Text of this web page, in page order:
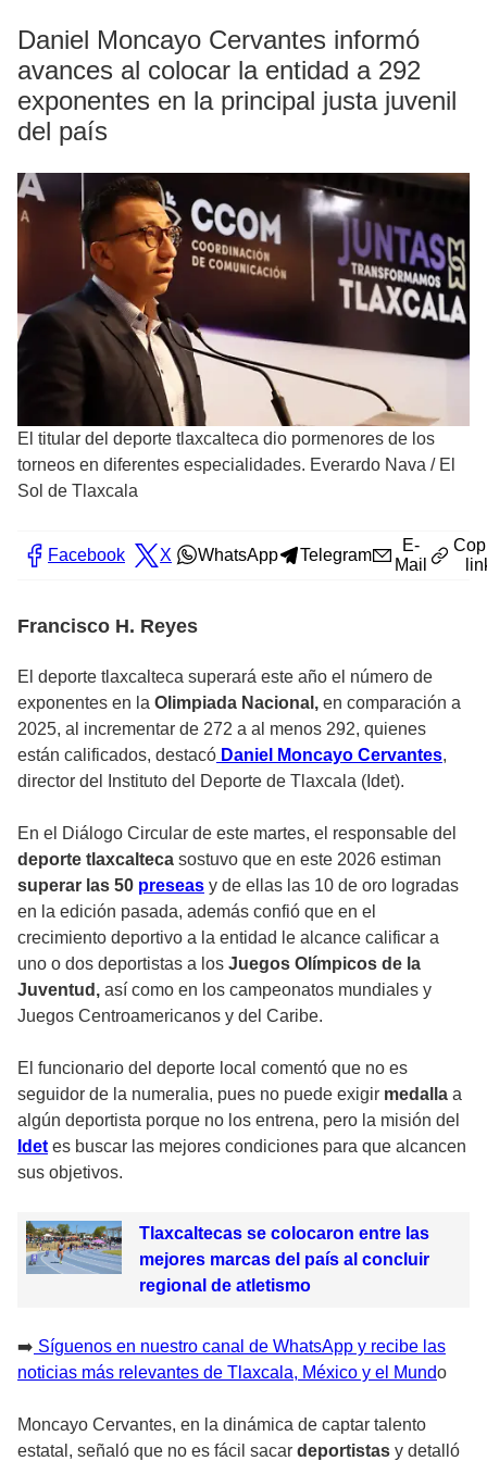
Daniel Moncayo Cervantes informó
avances al colocar la entidad a 292
exponentes en la principal justa juvenil
del país
El titular del deporte tlaxcalteca dio pormenores de los
torneos en diferentes especialidades. Everardo Nava / El
Sol de Tlaxcala
Facebook X WhatsApp Telegram
E-
Mail
Francisco H. Reyes
El deporte tlaxcalteca superará este año el número de
exponentes en la Olimpiada Nacional, en comparación a
2025, al incrementar de 272 a al menos 292, quienes
están calificados, destacó Daniel Moncayo Cervantes,
director del Instituto del Deporte de Tlaxcala (Idet).
En el Diálogo Circular de este martes, el responsable del
deporte tlaxcalteca sostuvo que en este 2026 estiman
superar las 50 preseas y de ellas las 10 de oro logradas
en la edición pasada, además confió que en el
crecimiento deportivo a la entidad le alcance calificar a
uno o dos deportistas a los Juegos Olímpicos de la
Juventud, así como en los campeonatos mundiales y
Juegos Centroamericanos y del Caribe.
El funcionario del deporte local comentó que no es
seguidor de la numeralia, pues no puede exigir medalla a
algún deportista porque no los entrena, pero la misión del
Idet es buscar las mejores condiciones para que alcancen
sus objetivos.
Tlaxcaltecas se colocaron entre las
mejores marcas del país al concluir
regional de atletismo
➡️ Síguenos en nuestro canal de WhatsApp y recibe las
noticias más relevantes de Tlaxcala, México y el Mundo
Moncayo Cervantes, en la dinámica de captar talento
estatal, señaló que no es fácil sacar deportistas y detalló